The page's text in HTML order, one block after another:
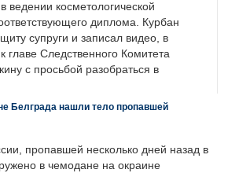
ведении косметологической
диплома. Курбан
супруги и записал видео, в
главе Следственного Комитета
с просьбой разобраться в
Белграда нашли тело пропавшей
пропавшей несколько дней назад в
в чемодане на окраине